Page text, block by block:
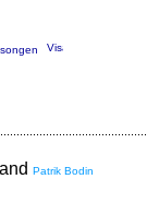
and Patrik Bodin